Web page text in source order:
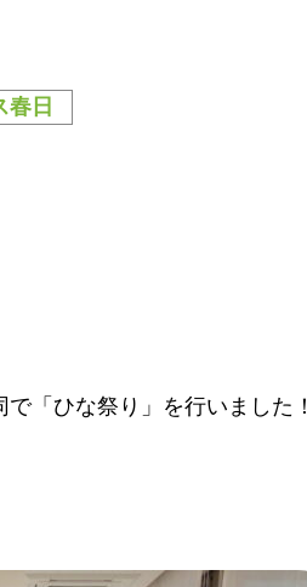
日
「ひな祭り」を行いました！